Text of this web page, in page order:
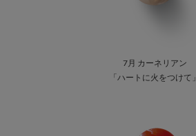
7月 カーネリアン
「ハートに火をつけて」